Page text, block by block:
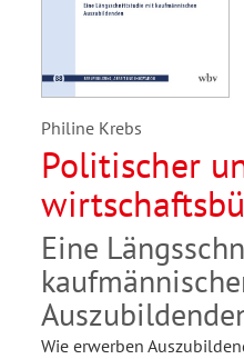
Philine Krebs
Politischer
Eine
Wie erwerben